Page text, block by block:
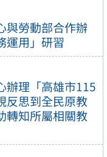
與勞動部合作辦
運用」研習
辦理「高雄市115
反思到全民原教
轉知所屬相關教